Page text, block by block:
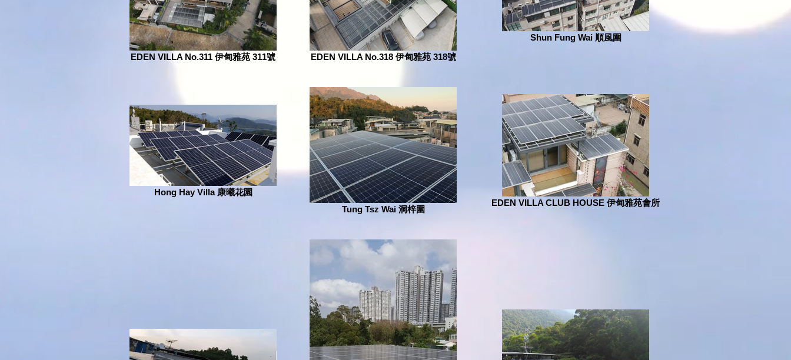
EDEN VILLA No.311 伊甸雅苑 311號 EDEN VILLA No.318 伊甸雅苑 318號
Shun Fung Wai 順風圍
Hong Hay Villa 康曦花園
Tung Tsz Wai 洞梓圍
EDEN VILLA CLUB HOUSE 伊甸雅苑會所